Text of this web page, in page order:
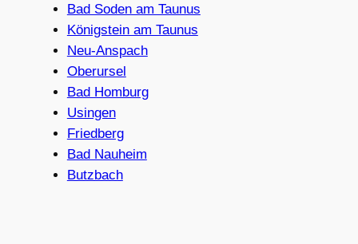
Bad Soden am Taunus
Königstein am Taunus
Neu-Anspach
Oberursel
Bad Homburg
Usingen
Friedberg
Bad Nauheim
Butzbach